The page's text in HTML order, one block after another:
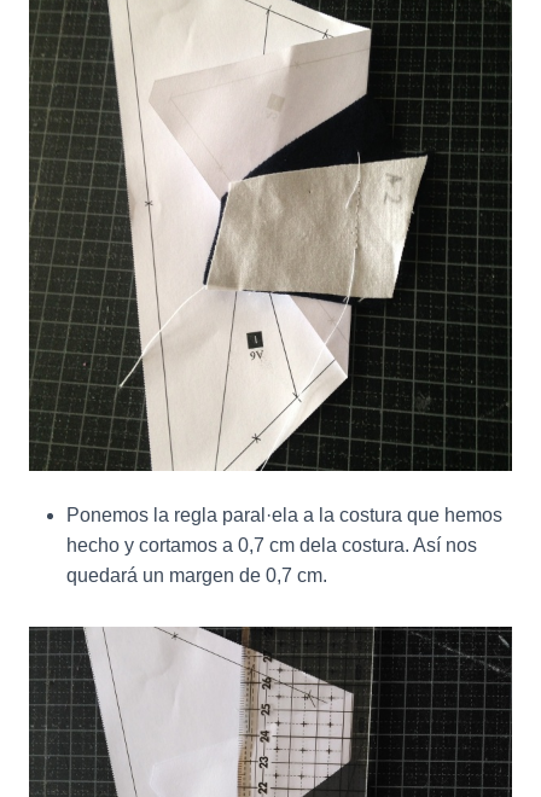
Ponemos la regla paral·ela a la costura que hemos
hecho y cortamos a 0,7 cm dela costura. Así nos
quedará un margen de 0,7 cm.